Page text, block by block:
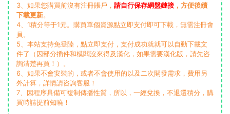
3、如果您購買前沒有注冊賬戶， 請自行保存網盤鏈接 ，方便後續
下載更新。
4、1積分等于1元。購買單個資源點立即支付即可下載，無需注冊會
員。
5、本站支持免登陸，點立即支付，支付成功就就可以自動下載文
件了（因部分插件和模闆沒來得及漢化，如果需要漢化版，請先咨
詢清楚再買！）。
6、如果不會安裝的，或者不會使用的以及二次開發需求，費用另
外計算，詳情請咨詢客服！
7、因程序具備可複制傳播性質，所以，一經兌換，不退還積分，購
買時請提前知曉！